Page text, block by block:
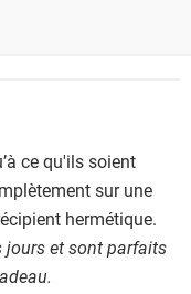
ce qu'ils soient
sur une
hermétique.
jours et sont parfaits